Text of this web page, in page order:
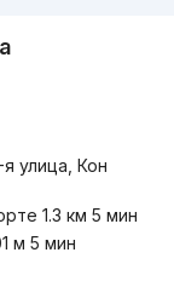
улица, Кон
1.3 км 5 мин
м 5 мин